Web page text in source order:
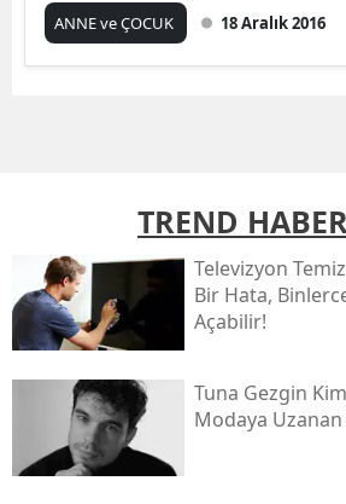
ANNE ve ÇOCUK 18 Aralık 2016
TREND
Televizyon
Bir Hata,
Açabilir!
Tuna Gezgin
Modaya